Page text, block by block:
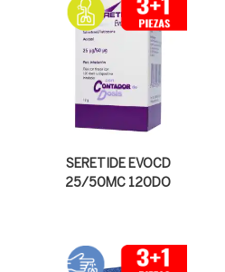
SERETIDE EVOCD
25/50MC 120DO